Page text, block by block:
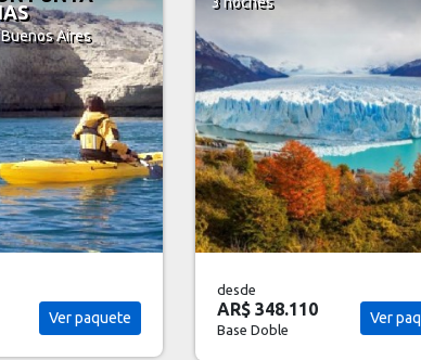
Ver paquete
desde
AR$ 448.810
Base Doble
Ver